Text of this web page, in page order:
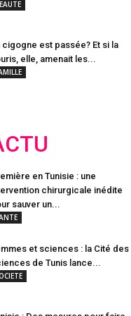
cigogne est passée? Et si la
elle, amenait les...
en Tunisie : une
chirurgicale inédite
sauver un...
et sciences : la Cité des
de Tunis lance...